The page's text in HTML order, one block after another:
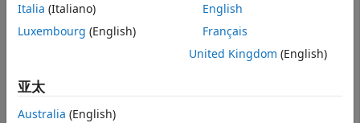
创建一个正方形
，然后相对于点 (0,0) 逆时针旋转 45
polyin = polyshape([0 0 1 1],[1 0 0 1]);
poly1 = rotate(polyin,45);
Italia (Italiano)
Luxembourg (English)
English
Français
United Kingdom (English)
亚太
Australia (English)